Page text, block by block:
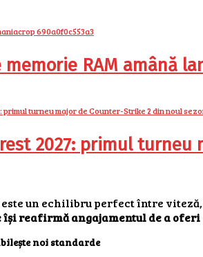
memorie RAM amână
2027: primul
este un echilibru perfect între
își reafirmă angajamentul de a
noi standarde